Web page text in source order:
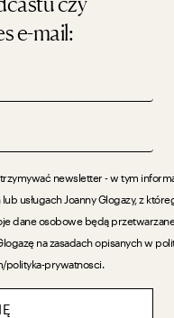
e-mail:
newsletter - w tym
usługach Joanny Glogazy, z
dane osobowe będą
na zasadach opisanych w
prywatnosci.